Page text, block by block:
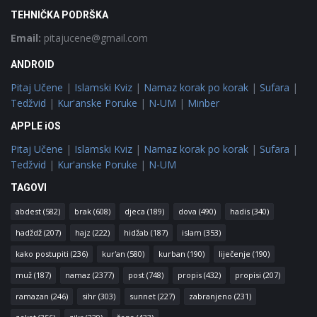
TEHNIČKA PODRŠKA
Email: pitajucene@gmail.com
ANDROID
Pitaj Učene | Islamski Kviz | Namaz korak po korak | Sufara |
Tedžvid | Kur'anske Poruke | N-UM | Minber
APPLE iOS
Pitaj Učene | Islamski Kviz | Namaz korak po korak | Sufara |
Tedžvid | Kur'anske Poruke | N-UM
TAGOVI
abdest (582) brak (608) djeca (189) dova (490) hadis (340)
hadždž (207) hajz (222) hidžab (187) islam (353)
kako postupiti (236) kur'an (580) kurban (190) liječenje (190)
muž (187) namaz (2377) post (748) propis (432) propisi (207)
ramazan (246) sihr (303) sunnet (227) zabranjeno (231)